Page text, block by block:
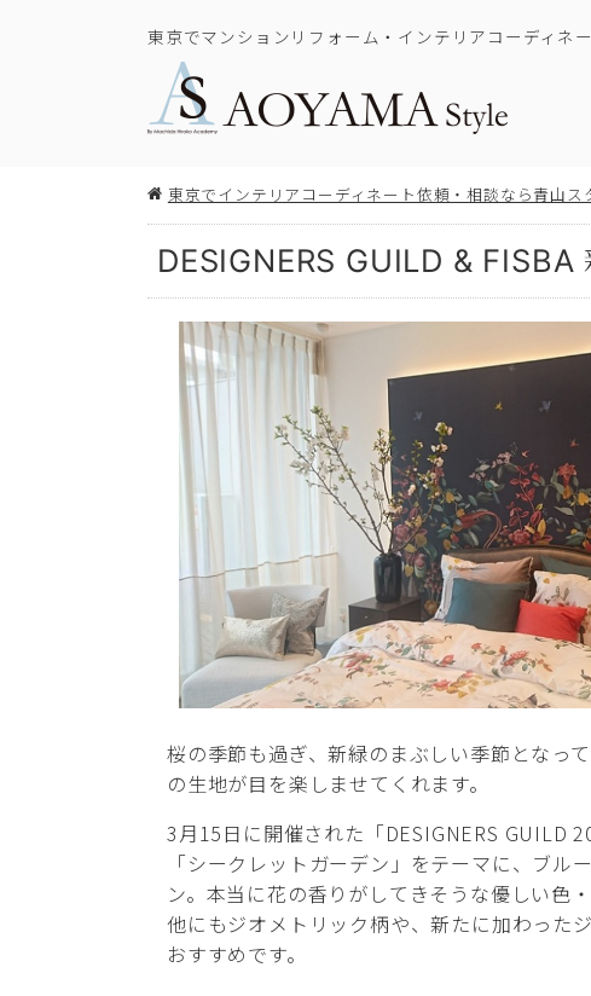
東京でマンションリフォーム・インテリアコーディネ
東京でインテリアコーディネート依頼・相談なら青山ス
DESIGNERS GUILD & FISBA
桜の季節も過ぎ、新緑のまぶしい季節となっ
の生地が目を楽しませてくれます。
3月15日に開催された「DESIGNERS GUILD
「シークレットガーデン」をテーマに、ブ
ン。本当に花の香りがしてきそうな優しい色
他にもジオメトリック柄や、新たに加わった
おすすめです。